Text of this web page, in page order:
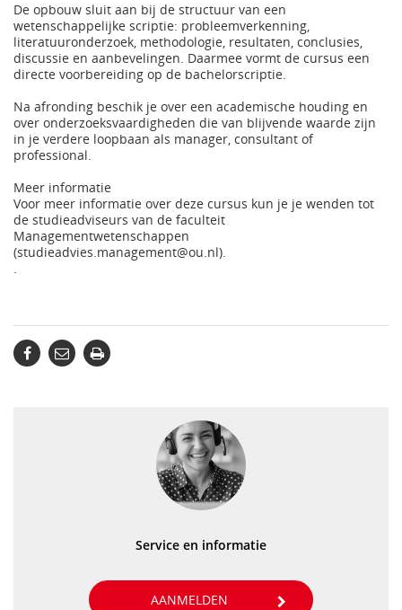
De opbouw sluit aan bij de structuur van een
wetenschappelijke scriptie: probleemverkenning,
literatuuronderzoek, methodologie, resultaten, conclusies,
discussie en aanbevelingen. Daarmee vormt de cursus een
directe voorbereiding op de bachelorscriptie.
Na afronding beschik je over een academische houding en
over onderzoeksvaardigheden die van blijvende waarde zijn
in je verdere loopbaan als manager, consultant of
professional.
Meer informatie
Voor meer informatie over deze cursus kun je je wenden tot
de studieadviseurs van de faculteit
Managementwetenschappen
(studieadvies.management@ou.nl).
.
Service en informatie
AANMELDEN